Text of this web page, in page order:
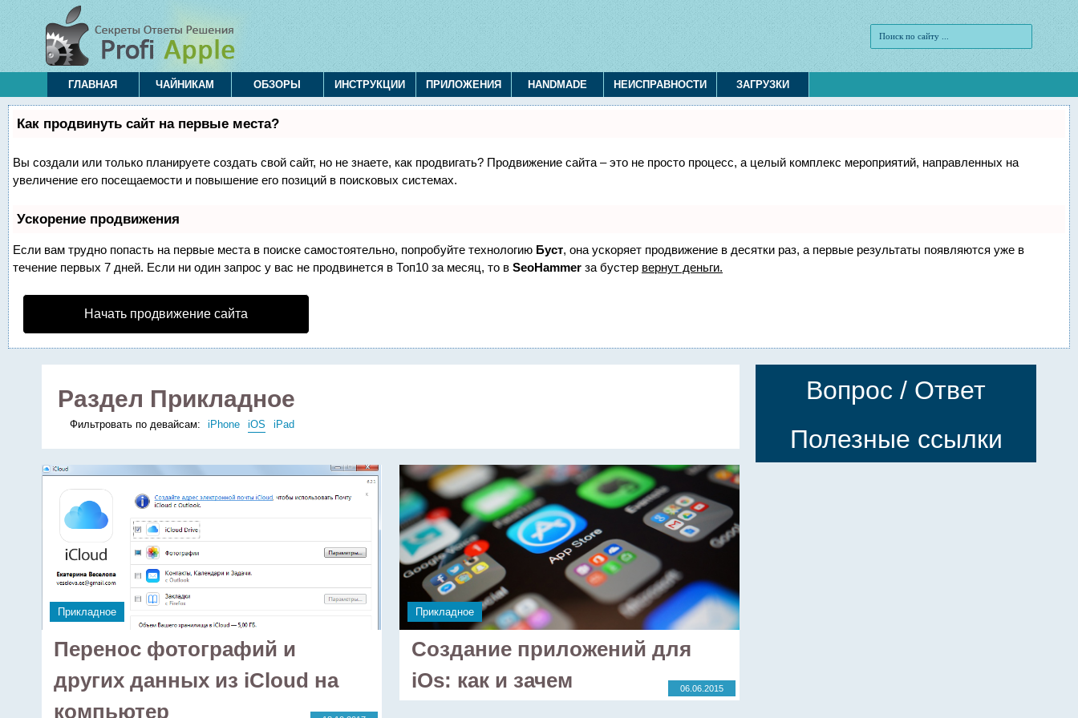
ГЛАВНАЯ ЧАЙНИКАМ ОБЗОРЫ ИНСТРУКЦИИ ПРИЛОЖЕНИЯ HANDMADE НЕИСПРАВНОСТИ ЗАГРУЗКИ
Как продвинуть сайт на первые места?
Вы создали или только планируете создать свой сайт, но не знаете, как продвигать? Продвижение сайта – это не просто процесс, а целый комплекс мероприятий, направленных на
увеличение его посещаемости и повышение его позиций в поисковых системах.
Ускорение продвижения
Если вам трудно попасть на первые места в поиске самостоятельно, попробуйте технологию Буст, она ускоряет продвижение в десятки раз, а первые результаты появляются уже в
течение первых 7 дней. Если ни один запрос у вас не продвинется в Топ10 за месяц, то в SeoHammer за бустер вернут деньги.
Начать продвижение сайта
Раздел Прикладное
Фильтровать по девайсам: iPhone iOS iPad
Прикладное
Перенос фотографий и
других данных из iCloud на
компьютер
Прикладное
Создание приложений для
iOs: как и зачем
06.06.2015
Вопрос / Ответ
Полезные ссылки